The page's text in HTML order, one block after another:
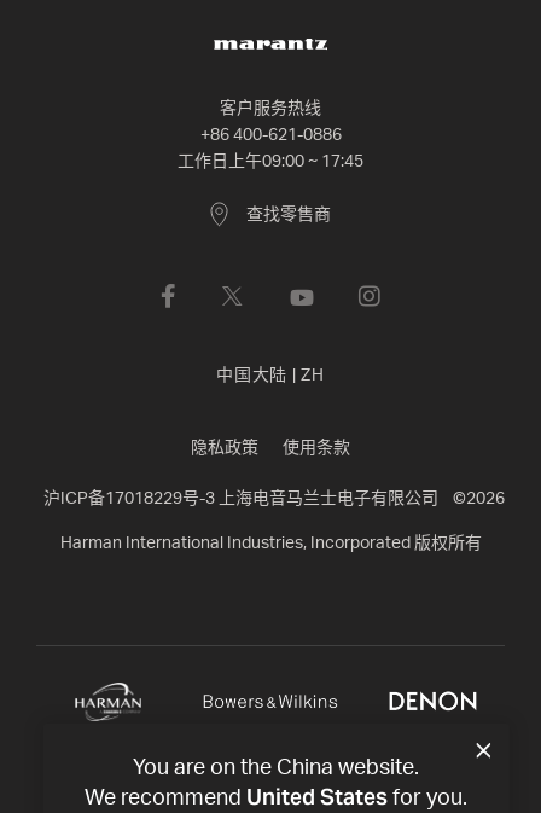
客户服务热线
+86 400-621-0886
工作日上午09:00 ~ 17:45
查找零售商
中国大陆 ZH
隐私政策 使用条款
沪ICP备17018229号-3 上海电音马兰士电子有限公司 ©2026
Harman International Industries, Incorporated 版权所有
You are on the China website.
We recommend United States for you.